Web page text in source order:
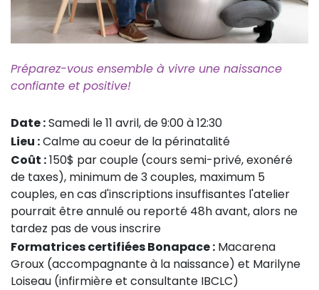
Préparez-vous ensemble à vivre une naissance
confiante et positive!
Date :Samedi le 11 avril, de 9:00 à 12:30
Lieu :Calme au coeur de la périnatalité
Coût :150$ par couple (cours semi-privé, exonéré
de taxes), minimum de 3 couples, maximum 5
couples, en cas d'inscriptions insuffisantes l'atelier
pourrait être annulé ou reporté 48h avant, alors ne
tardez pas de vous inscrire
Formatrices certifiées Bonapace : Macarena
Groux (accompagnante à la naissance) et Marilyne
Loiseau (infirmière et consultante IBCLC)